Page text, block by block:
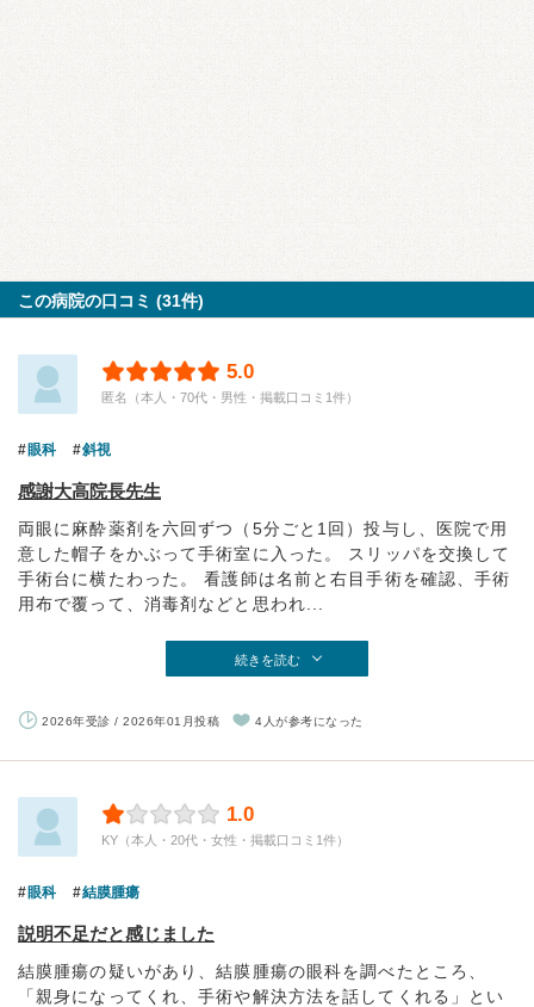
この病院の口コミ (31件)
5.0
匿名（本人・70代・男性・掲載口コミ1件）
眼科 斜視
感謝大高院長先生
両眼に麻酔薬剤を六回ずつ（5分ごと1回）投与し、医院で用
意した帽子をかぶって手術室に入った。 スリッパを交換して
手術台に横たわった。 看護師は名前と右目手術を確認、手術
用布で覆って、消毒剤などと思われ...
続きを読む
2026年受診 / 2026年01月投稿 4人が参考になった
1.0
KY（本人・20代・女性・掲載口コミ1件）
眼科 結膜腫瘍
説明不足だと感じました
結膜腫瘍の疑いがあり、結膜腫瘍の眼科を調べたところ、
「親身になってくれ、手術や解決方法を話してくれる」とい